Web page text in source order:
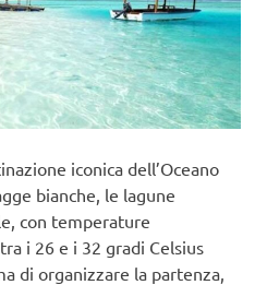
iconica dell’Oceano
bianche, le lagune
con temperature
i 26 e i 32 gradi Celsius
di organizzare la partenza,